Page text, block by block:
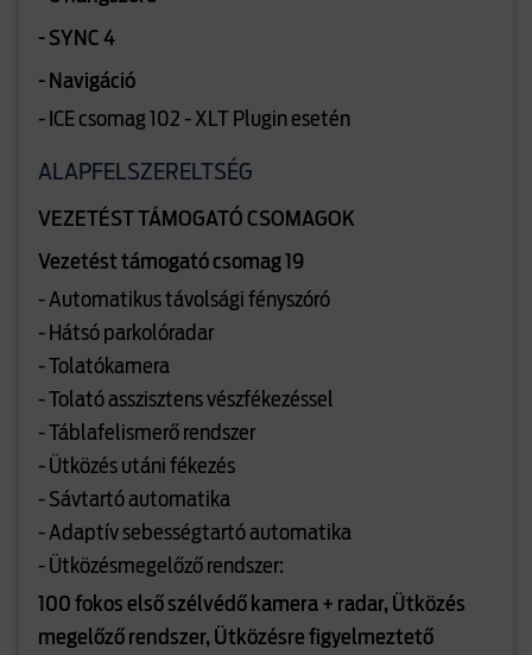
- SYNC 4
- Navigáció
- ICE csomag 102 - XLT Plugin esetén
ALAPFELSZERELTSÉG
VEZETÉST TÁMOGATÓ CSOMAGOK
Vezetést támogató csomag 19
- Automatikus távolsági fényszóró
- Hátsó parkolóradar
- Tolatókamera
- Tolató asszisztens vészfékezéssel
- Táblafelismerő rendszer
- Ütközés utáni fékezés
- Sávtartó automatika
- Adaptív sebességtartó automatika
- Ütközésmegelőző rendszer:
100 fokos első szélvédő kamera + radar, Ütközés
megelőző rendszer, Ütközésre figyelmeztető